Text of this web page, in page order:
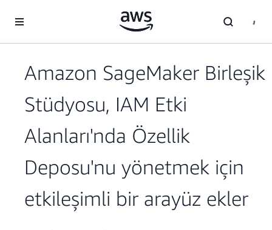
Amazon SageMaker Birleşik
Stüdyosu, IAM Etki
Alanları'nda Özellik
Deposu'nu yönetmek için
etkileşimli bir arayüz ekler